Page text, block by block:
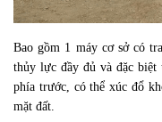
Bao gồm 1 máy cơ sở có
thủy lực đầy đủ và đặc biệt
phía trước, có thể xúc đổ
mặt đất.